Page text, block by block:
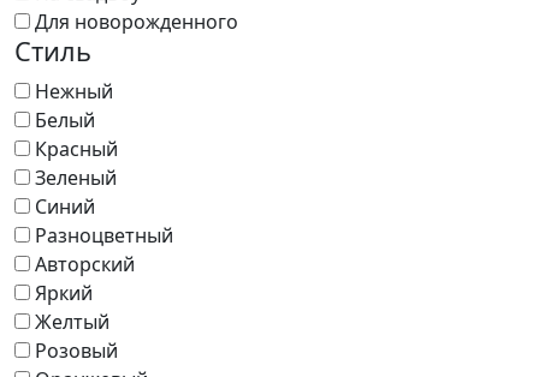
Для новорожденного
Стиль
Нежный
Белый
Красный
Зеленый
Синий
Разноцветный
Авторский
Яркий
Желтый
Розовый